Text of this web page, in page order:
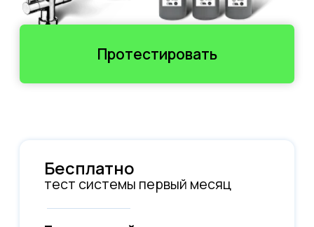
7 ступеней
чистая питьевая вода
Sevenaqua - cистема
очистки воды, которую
можно протестировать